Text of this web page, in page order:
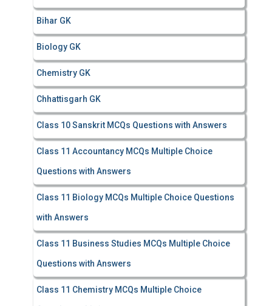
Bihar GK
Biology GK
Chemistry GK
Chhattisgarh GK
Class 10 Sanskrit MCQs Questions with Answers
Class 11 Accountancy MCQs Multiple Choice
Questions with Answers
Class 11 Biology MCQs Multiple Choice Questions
with Answers
Class 11 Business Studies MCQs Multiple Choice
Questions with Answers
Class 11 Chemistry MCQs Multiple Choice